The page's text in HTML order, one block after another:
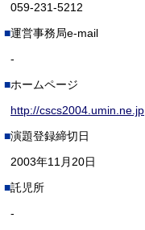
059-231-5212
運営事務局e-mail
-
ホームページ
http://cscs2004.umin.ne.jp
演題登録締切日
2003年11月20日
託児所
-